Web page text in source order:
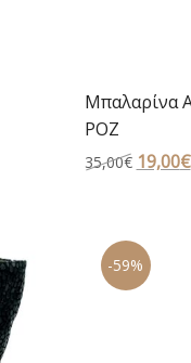
Μπαλαρίνα
ΡΟΖ
35,00€ Original
35,00€.
19,00€Η
-59%